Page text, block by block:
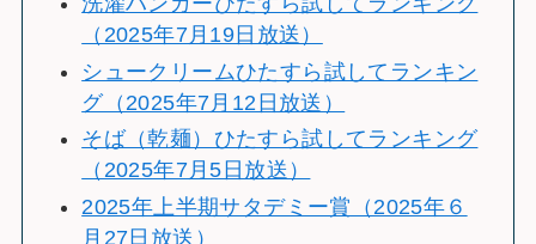
（2025年7月19日放送）
シュークリームひたすら試してランキン
グ（2025年7月12日放送）
そば（乾麺）ひたすら試してランキング
（2025年7月5日放送）
2025年上半期サタデミー賞（2025年６
月27日放送）